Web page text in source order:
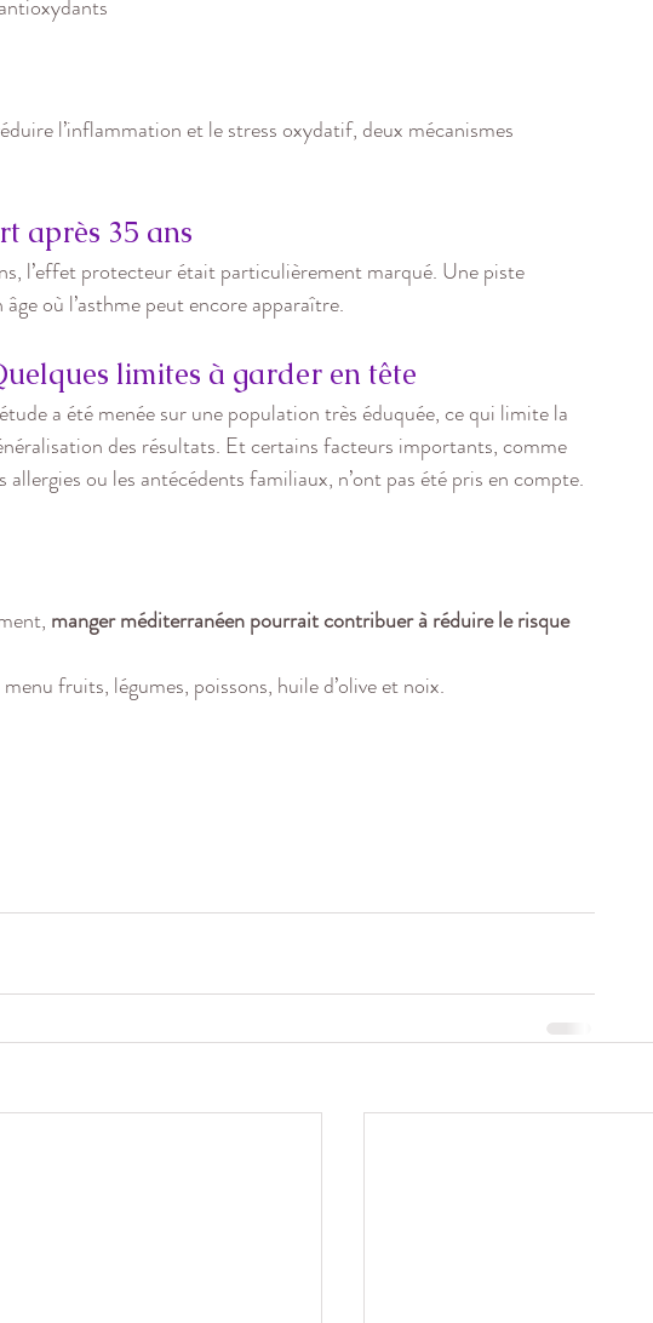
l’inflammation et le stress oxydatif, deux mécanismes
après 35 ans
l’effet protecteur était particulièrement marqué. Une piste
où l’asthme peut encore apparaître.
limites à garder en tête
a été menée sur une population très éduquée, ce qui limite la
des résultats. Et certains facteurs importants, comme
allergies ou les antécédents familiaux, n’ont pas été pris en compte.
manger méditerranéen pourrait contribuer à réduire le risque
fruits, légumes, poissons, huile d’olive et noix.